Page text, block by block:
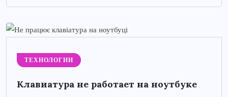
ТЕХНОЛОГИИ
Клавиатура не работает на ноутбуке